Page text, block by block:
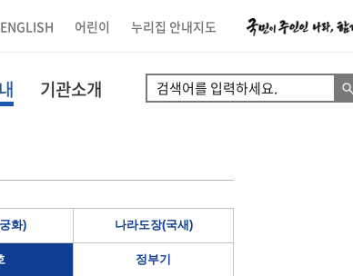
ENGLISH 어린이 누리집 안내지도
기관소개
화) 나라도장(국새)
정부기